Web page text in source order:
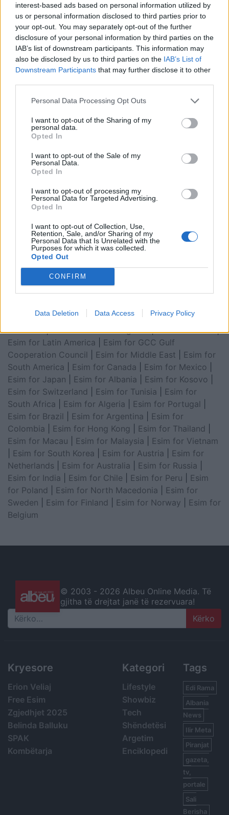
interest-based ads based on personal information utilized by
us or personal information disclosed to third parties prior to
your opt-out. You may separately opt-out of the further
disclosure of your personal information by third parties on the
IAB’s list of downstream participants. This information may
also be disclosed by us to third parties on the IAB’s List of
Downstream Participants that may further disclose it to other
Personal Data Processing Opt Outs
I want to opt-out of the Sharing of my
personal data.
Opted In
I want to opt-out of the Sale of my
Personal Data.
Opted In
I want to opt-out of processing my
Personal Data for Targeted Advertising.
Opted In
I want to opt-out of Collection, Use,
Retention, Sale, and/or Sharing of my
Personal Data that Is Unrelated with the
Purposes for which it was collected.
Opted Out
CONFIRM
Data Deletion Data Access Privacy Policy
Katër klubet e mëdha
europiane në garë për
sulmuesin e Brentfordit, Igor
Thiago
Esim for Global|
Esim for USA|Esim for Italy|Esim for Spain|Esim
|Esim for Germany
for Asia|Esim for World Cup 2026|Esim for Saudi
Emirates|Esim for Balkans |Esim for Morocco|
for China|Esim for United Kingdom|Esim for Africa|
Esim for Latin America
Esim for GCC Gulf
Cooperation Council
Esim for Middle East
Esim for
South America
Esim for Canada Esim for Mexico
Esim for Japan
Esim for Albania Esim for Kosovo
Esim for Switzerland
Esim for Tunisia
Esim for
South Africa
Esim for Algeria Esim for Portugal
Esim for Brazil
Esim for Argentina
Esim for
Colombia
Esim for Hong Kong Esim for Thailand
Esim for Macau
Esim for Malaysia
Esim for Vietnam
Esim for South Korea Esim for Austria
Esim for
Netherlands
Esim for Australia Esim for Russia
Esim for India
Esim for Chile Esim for Peru
Esim
for Poland
Esim for North Macedonia
Esim for
Sweden
Esim for Finland Esim for Norway
Esim for
Belgium
© 2003 - 2026 Albeu Online Media. Të
gjitha të drejtat janë të rezervuara!
Search
Kryesore
Erion Veliaj
Free Esim
Zgjedhjet 2025
Belinda Balluku
SPAK
Kombëtarja
Kategori
Lifestyle
Showbiz
Tech
Shëndetësi
Argetim
Enciklopedi
Tags
Edi Rama
Albania
News
Ilir Meta
Piranjat
gazeta,
tv,
portale
Sali
Berisha